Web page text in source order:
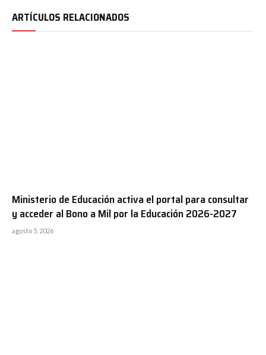
ARTÍCULOS RELACIONADOS
Ministerio de Educación activa el portal para consultar
y acceder al Bono a Mil por la Educación 2026-2027
agosto 5, 2026